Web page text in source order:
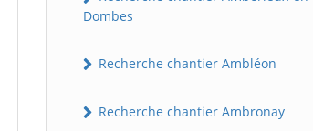
Dombes
Recherche chantier Ambléon
Recherche chantier Ambronay